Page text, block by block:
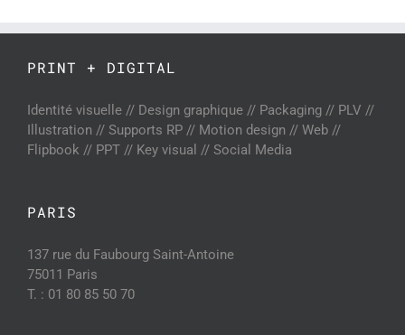
PRINT + DIGITAL
Identité visuelle // Design graphique // Packaging // PLV //
Illustration // Supports RP // Motion design // Web //
Flipbook // PPT // Key visual // Social Media
PARIS
137 rue du Faubourg Saint-Antoine
75011 Paris
T. : 01 80 85 50 70